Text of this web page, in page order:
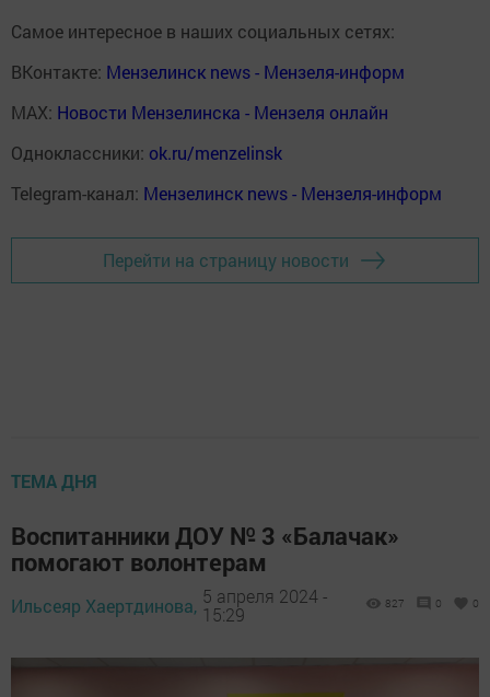
Самое интересное в наших социальных сетях:
ВКонтакте: Мензелинск news - Мензеля-информ
MAX: Новости Мензелинска - Мензеля онлайн
Одноклассники: ok.ru/menzelinsk
Telegram-канал: Мензелинск news - Мензеля-информ
Перейти на страницу новости
ТЕМА ДНЯ
Воспитанники ДОУ № 3 «Балачак»
помогают волонтерам
Ильсеяр Хаертдинова, 5 апреля 2024 -
15:29
827 0 0